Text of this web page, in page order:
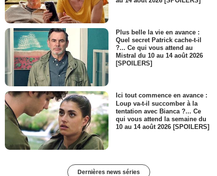
Plus belle la vie en avance :
Quel secret Patrick cache-t-il
?... Ce qui vous attend au
Mistral du 10 au 14 août 2026
[SPOILERS]
Ici tout commence en avance :
Loup va-t-il succomber à la
tentation avec Bianca ?... Ce
qui vous attend la semaine du
10 au 14 août 2026 [SPOILERS]
Dernières news séries